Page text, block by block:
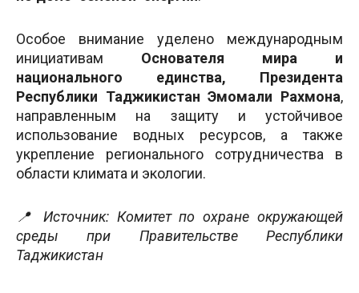
Особое внимание уделено международным
инициативам Основателя мира и
национального единства, Президента
Республики Таджикистан Эмомали Рахмона,
направленным на защиту и устойчивое
использование водных ресурсов, а также
укрепление регионального сотрудничества в
области климата и экологии.
📍 Источник: Комитет по охране окружающей
среды при Правительстве Республики
Таджикистан